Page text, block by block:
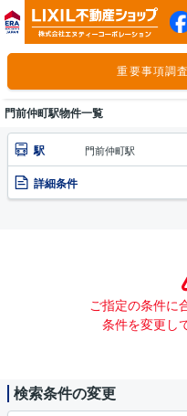
重要事項調
門前仲町駅物件一覧
駅 門前仲町駅
詳細条件
ご指定の条件に
条件を変更し
検索条件の変更